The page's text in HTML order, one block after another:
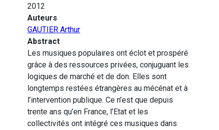
2012
Auteurs
GAUTIER Arthur
Abstract
Les musiques populaires ont éclot et prospéré
grâce à des ressources privées, conjuguant les
logiques de marché et de don. Elles sont
longtemps restées étrangères au mécénat et à
l’intervention publique. Ce n’est que depuis
trente ans qu’en France, l’Etat et les
collectivités ont intégré ces musiques dans